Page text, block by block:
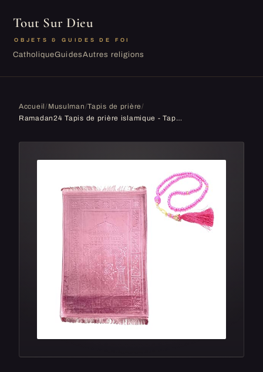
Tout Sur Dieu
OBJETS & GUIDES DE FOI
CatholiqueGuidesAutres religions
Accueil/ Musulman/Tapis de prière/
Ramadan24 Tapis de prière islamique - Tapis de prière musulmane - Rembourré - Épais - Doux - Lavable - Namaz avec motif Islam Orient - Antidérapant - 80 x 120 cm (rose marron)